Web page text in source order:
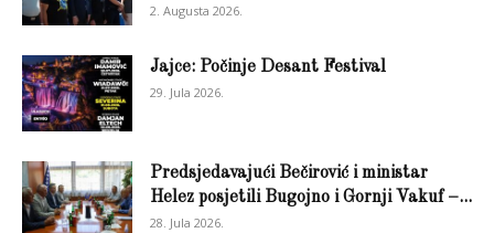
2. Augusta 2026.
Jajce: Počinje Desant Festival
29. Jula 2026.
Predsjedavajući Bečirović i ministar
Helez posjetili Bugojno i Gornji Vakuf –...
28. Jula 2026.